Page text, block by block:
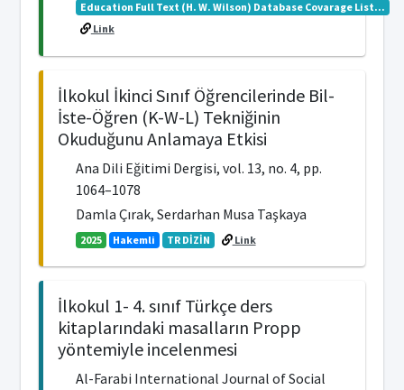
Education Full Text (H. W. Wilson) Database Covarage List...
Link
İlkokul İkinci Sınıf Öğrencilerinde Bil-
İste-Öğren (K-W-L) Tekniğinin
Okuduğunu Anlamaya Etkisi
Ana Dili Eğitimi Dergisi, vol. 13, no. 4, pp.
1064–1078
Damla Çırak, Serdarhan Musa Taşkaya
2025 Hakemli TR DİZİN Link
İlkokul 1- 4. sınıf Türkçe ders
kitaplarındaki masalların Propp
yöntemiyle incelenmesi
Al-Farabi International Journal of Social